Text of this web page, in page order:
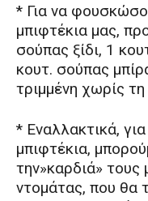
* Για να
μπιφτέκια μας,
σούπας ξίδι, 1
κουτ. σούπας
τριμμένη χωρίς
* Eναλλακτικά,
μπιφτέκια,
την»καρδιά»
ντομάτας, που θα